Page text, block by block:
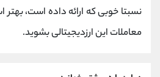
نسبتا خوبی که ارائه داده است، بهتر
معاملات این ارزدیجیتالی بشوید.